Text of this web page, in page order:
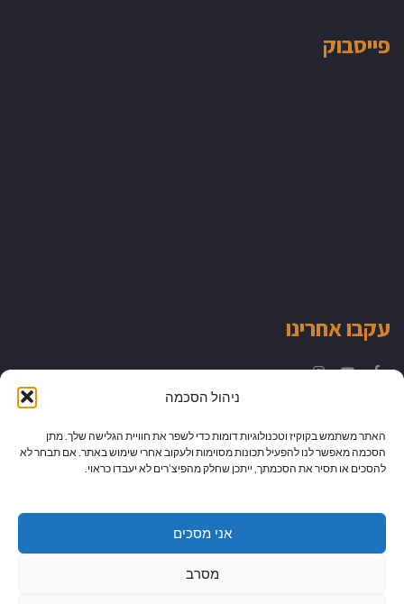
ניהול הסכמה
האתר משתמש בקוקיז וטכנולוגיות דומות כדי לשפר את חוויית הגלישה שלך. מתן
הסכמה מאפשר לנו להפעיל תכונות מסוימות ולעקוב אחרי שימוש באתר. אם תבחר לא
להסכים או תסיר את הסכמתך, ייתכן שחלק מהפיצ’רים לא יעבדו כראוי.
אני מסכים
מסרב
פייסבוק
עקבו אחרינו